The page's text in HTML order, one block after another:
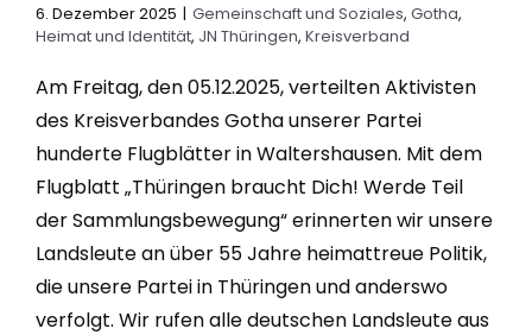
6. Dezember 2025 | Gemeinschaft und Soziales, Gotha,
Heimat und Identität, JN Thüringen, Kreisverband
Am Freitag, den 05.12.2025, verteilten Aktivisten
des Kreisverbandes Gotha unserer Partei
hunderte Flugblätter in Waltershausen. Mit dem
Flugblatt „Thüringen braucht Dich! Werde Teil
der Sammlungsbewegung“ erinnerten wir unsere
Landsleute an über 55 Jahre heimattreue Politik,
die unsere Partei in Thüringen und anderswo
verfolgt. Wir rufen alle deutschen Landsleute aus